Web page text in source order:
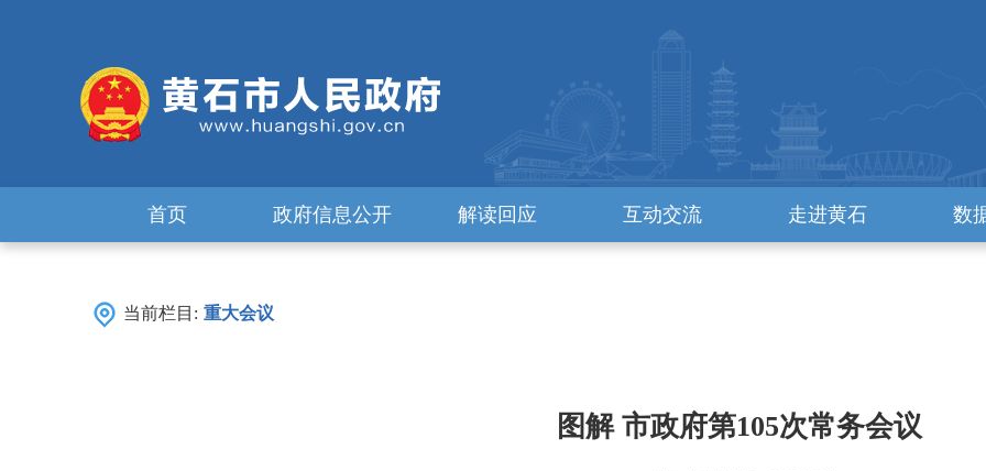
首页 政府信息公开 解读回应 互动交流 走进黄石 数
当前栏目: 重大会议
图解 市政府第105次常务会议